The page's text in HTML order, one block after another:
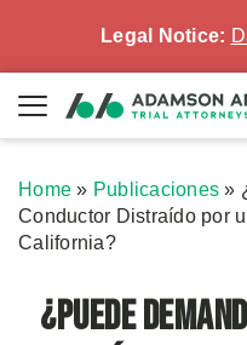
Legal Notice:
Home » Publicaciones »
Conductor Distraído por
California?
¿Puede